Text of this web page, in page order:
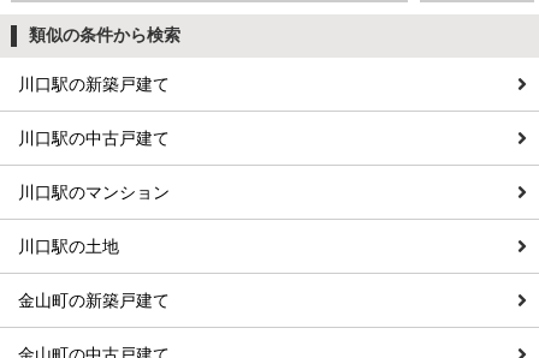
類似の条件から検索
川口駅の新築戸建て
川口駅の中古戸建て
川口駅のマンション
川口駅の土地
金山町の新築戸建て